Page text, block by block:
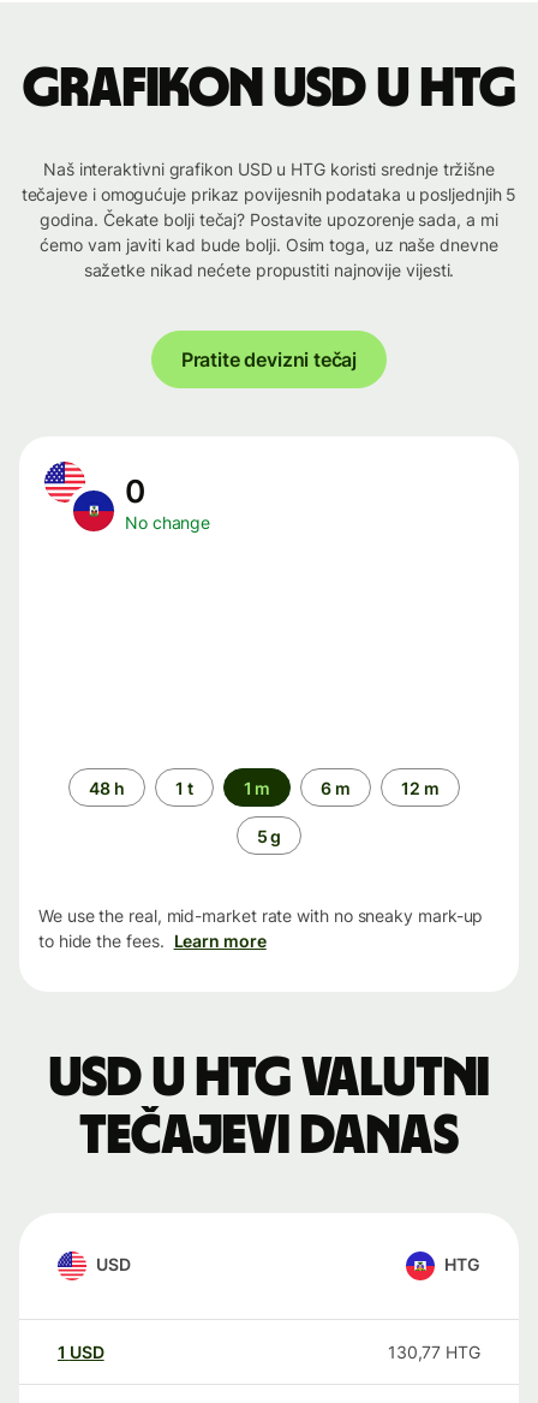
Grafikon USD u HTG
Naš interaktivni grafikon USD u HTG koristi srednje tržišne
tečajeve i omogućuje prikaz povijesnih podataka u posljednjih 5
godina. Čekate bolji tečaj? Postavite upozorenje sada, a mi
ćemo vam javiti kad bude bolji. Osim toga, uz naše dnevne
sažetke nikad nećete propustiti najnovije vijesti.
Pratite devizni tečaj
0
No change
Time
period
48 h 1 t 1 m 6 m 12 m
5 g
We use the real, mid-market rate with no sneaky mark-up
to hide the fees. Learn more
USD u HTG valutni
tečajevi danas
USD HTG
1 USD 130,77 HTG